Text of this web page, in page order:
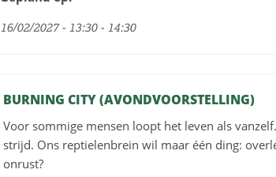
16/02/2027 - 13:30 - 14:30
BURNING CITY (AVONDVOORSTELLING)
Voor sommige mensen loopt het leven als
strijd. Ons reptielenbrein wil maar één ding:
onrust?